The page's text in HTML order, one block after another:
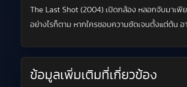
The Last Shot (2004) เปิดกล้อง หลอกจับมาเฟี
อย่างไรก็ตาม หากใครชอบความชัดเจนตั้งแต่ต้น
ข้อมูลเพิ่มเติมที่เกี่ยวข้อง